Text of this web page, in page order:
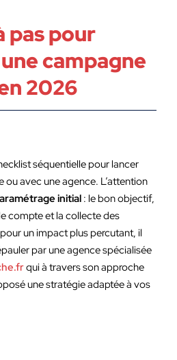
pas pour
campagne
2026
séquentielle pour lancer
ou avec une agence. L’attention
initial : le bon objectif,
compte et la collecte des
un impact plus percutant, il
par une agence spécialisée
qui à travers son approche
une stratégie adaptée à vos